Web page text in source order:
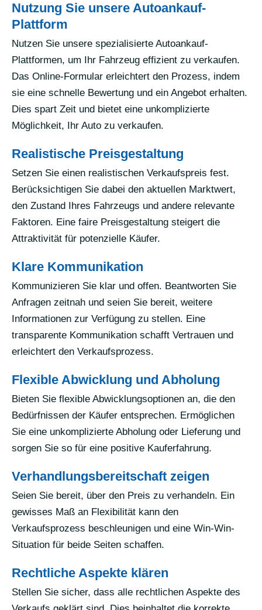
Nutzung Sie unsere Autoankauf-
Plattform
Nutzen Sie unsere spezialisierte Autoankauf-
Plattformen, um Ihr Fahrzeug effizient zu verkaufen.
Das Online-Formular erleichtert den Prozess, indem
sie eine schnelle Bewertung und ein Angebot erhalten.
Dies spart Zeit und bietet eine unkomplizierte
Möglichkeit, Ihr Auto zu verkaufen.
Realistische Preisgestaltung
Setzen Sie einen realistischen Verkaufspreis fest.
Berücksichtigen Sie dabei den aktuellen Marktwert,
den Zustand Ihres Fahrzeugs und andere relevante
Faktoren. Eine faire Preisgestaltung steigert die
Attraktivität für potenzielle Käufer.
Klare Kommunikation
Kommunizieren Sie klar und offen. Beantworten Sie
Anfragen zeitnah und seien Sie bereit, weitere
Informationen zur Verfügung zu stellen. Eine
transparente Kommunikation schafft Vertrauen und
erleichtert den Verkaufsprozess.
Flexible Abwicklung und Abholung
Bieten Sie flexible Abwicklungsoptionen an, die den
Bedürfnissen der Käufer entsprechen. Ermöglichen
Sie eine unkomplizierte Abholung oder Lieferung und
sorgen Sie so für eine positive Kauferfahrung.
Verhandlungsbereitschaft zeigen
Seien Sie bereit, über den Preis zu verhandeln. Ein
gewisses Maß an Flexibilität kann den
Verkaufsprozess beschleunigen und eine Win-Win-
Situation für beide Seiten schaffen.
Rechtliche Aspekte klären
Stellen Sie sicher, dass alle rechtlichen Aspekte des